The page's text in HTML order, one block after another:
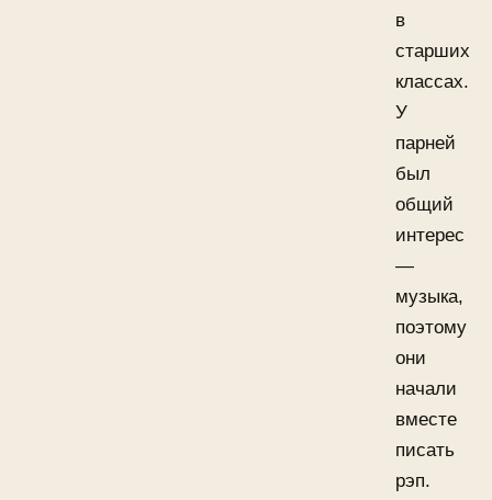
в
старших
классах.
У
парней
был
общий
интерес
—
музыка,
поэтому
они
начали
вместе
писать
рэп.